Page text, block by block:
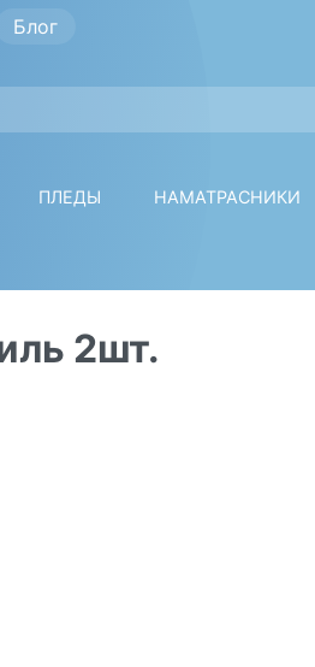
Блог
ПЛЕДЫ НАМАТРАСНИКИ
2шт.